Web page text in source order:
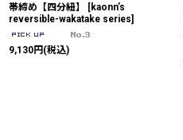
帯締め【四分紐】 [kaonn’s
reversible-wakatake series]
9,130円 (税込)